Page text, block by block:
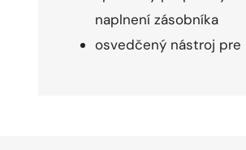
naplnení zásobníka
osvedčený nástroj pre